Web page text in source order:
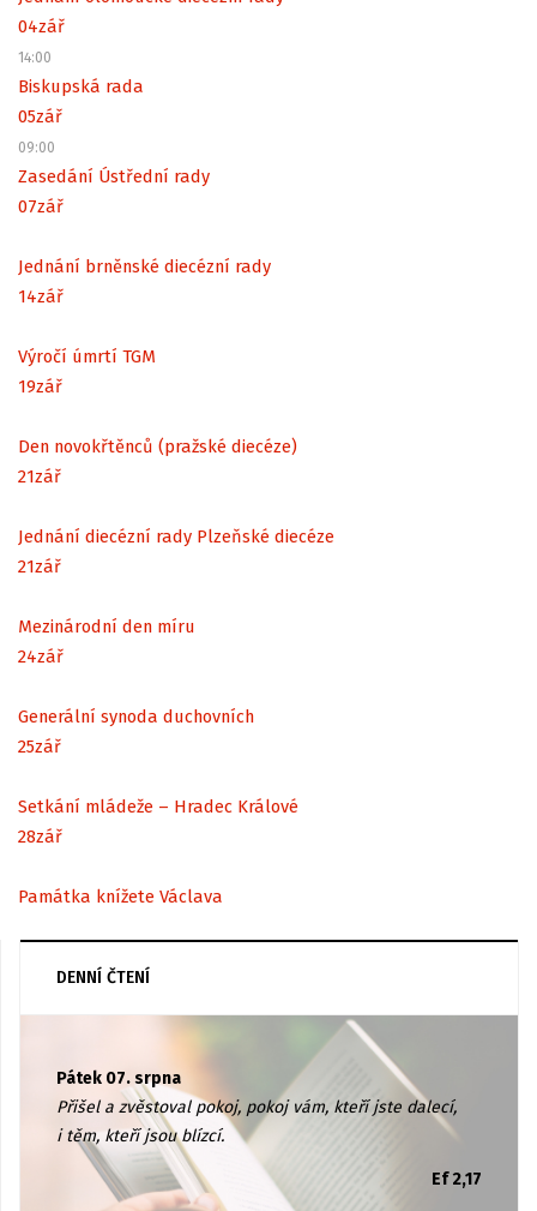
04zář
14:00
Biskupská rada
05zář
09:00
Zasedání Ústřední rady
07zář
Jednání brněnské diecézní rady
14zář
Výročí úmrtí TGM
19zář
Den novokřtěnců (pražské diecéze)
21zář
Jednání diecézní rady Plzeňské diecéze
21zář
Mezinárodní den míru
24zář
Generální synoda duchovních
25zář
Setkání mládeže – Hradec Králové
28zář
Památka knížete Václava
DENNÍ ČTENÍ
Pátek 07. srpna
Přišel a zvěstoval pokoj, pokoj vám, kteří jste dalecí,
i těm, kteří jsou blízcí.
Ef 2,17